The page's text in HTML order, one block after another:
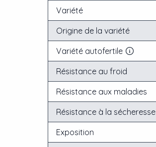
Variété
Origine de la variété
Variété autofertile
Résistance au froid
Résistance aux maladies
Résistance à la sécheresse
Exposition